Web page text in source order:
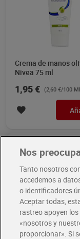
Crema de manos
Nivea 75 ml
1,95 € (2,60 €/100
Nos
Tanto nosotros
accedemos a
o identificadores
Aceptar todas,
rastreo apoyen
«nosotros y
proporcionar». Si